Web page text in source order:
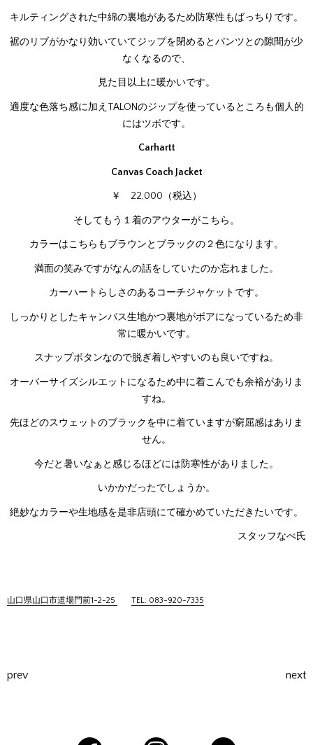
キルティングされた中綿の裏地があるため防寒性もばっちりです。
裾のリブがかなり効いていてジップを閉めるとパンツとの隙間が少
なくなるので、
見た目以上に暖かいです。
適度な色落ち感に加えTALONのジップを使っているところも個人的
にはツボです。
Carhartt
Canvas Coach Jacket
￥ 22,000（税込）
そしてもう１着のアウターがこちら。
カラーはこちらもブラウンとブラックの２色になります。
満面の笑みですがなんの話をしていたのか忘れました。
カーハートらしさのあるコーチジャケットです。
しっかりとしたキャンバス生地かつ裏地がボアになっているため非
常に暖かいです。
スナップボタンなので脱ぎ着しやすいのも良いですね。
オーバーサイズシルエットになるため中に着こんでも余裕がありま
すね。
先ほどのスウェットのブラックを中に着ていますが窮屈感はありま
せん。
今だと暑いなぁと感じるほどには防寒性がありました。
いかかだったでしょうか。
絶妙なカラーや生地感を是非店頭にて確かめていただきたいです。
スタッフなべ氏
山口県山口市道場門前1-2-25 TEL: 083-920-7335
prev next